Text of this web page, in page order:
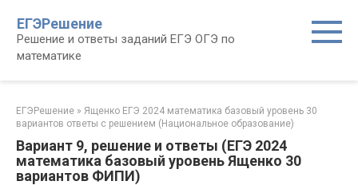
контенту
ЕГЭРешение
Решение и ответы заданий ЕГЭ ОГЭ по
математике
ЕГЭРешение » Ященко ЕГЭ 2024 математика базовый уровень 30
вариантов ответы с решением (Национальное образование)
Вариант 9, решение и ответы (ЕГЭ 2024
математика базовый уровень Ященко 30
вариантов ФИПИ)